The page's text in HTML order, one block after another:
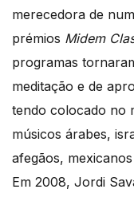
merecedora de
prémios Midem
programas
meditação e de
tendo colocado no
músicos árabes,
afegãos,
Em 2008, Jordi